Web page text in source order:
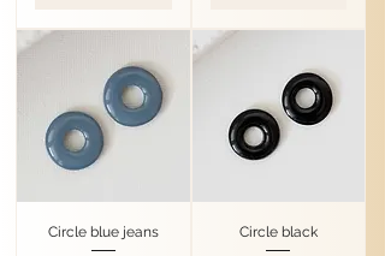
Circle blue jeans Circle black